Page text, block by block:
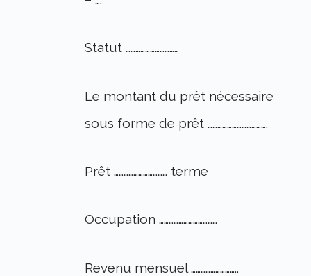
Statut ……………………………
Le montant du prêt nécessaire
sous forme de prêt ……………………………….
Prêt …………………………… terme
Occupation ………………………………
Revenu mensuel ………………………..